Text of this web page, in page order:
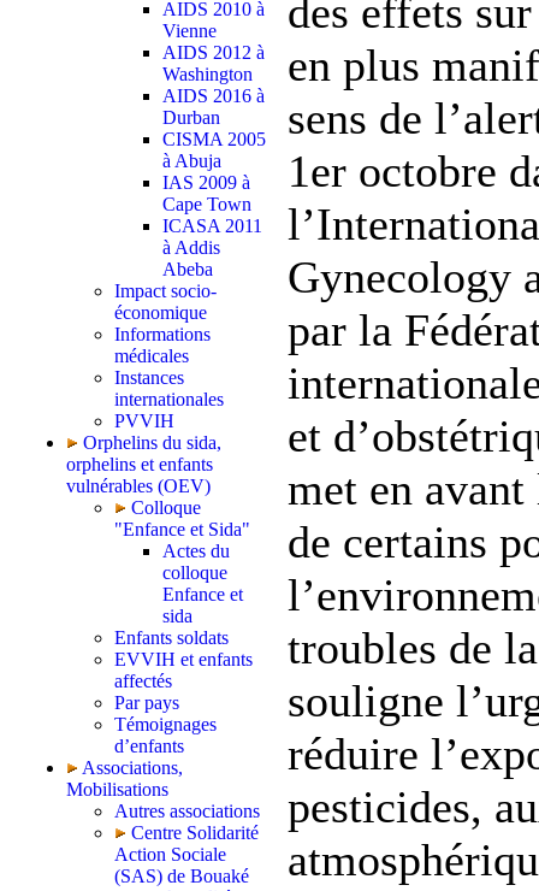
AIDS 2010 à
Vienne
AIDS 2012 à
Washington
AIDS 2016 à
Durban
CISMA 2005
à Abuja
IAS 2009 à
Cape Town
ICASA 2011
à Addis
Abeba
Impact socio-
économique
Informations
médicales
Instances
internationales
PVVIH
Orphelins du sida,
orphelins et enfants
vulnérables (OEV)
Colloque
"Enfance et Sida"
Actes du
colloque
Enfance et
sida
Enfants soldats
EVVIH et enfants
affectés
Par pays
Témoignages
d’enfants
Associations,
Mobilisations
Autres associations
Centre Solidarité
Action Sociale
(SAS) de Bouaké
des effets
en plus
sens de
1er octobre
Gynecology
par la
et
met en
de certains
troubles de
souligne
réduire
pesticides,